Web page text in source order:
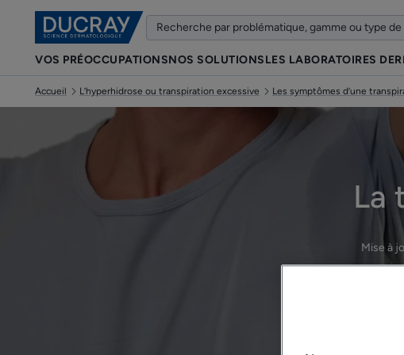
VOS PRÉOCCUPATIONSNOS SOLUTIONSLES LABORATOIRES
Accueil L’hyperhidrose ou transpiration excessive Les symptômes d’une
La
Mise à